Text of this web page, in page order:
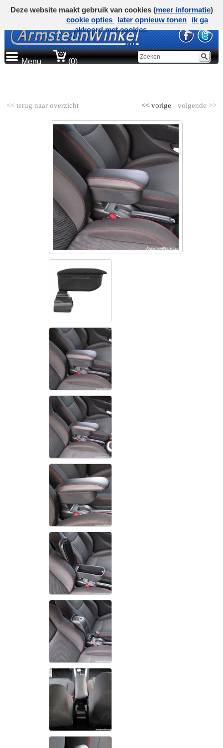
Menu (0)
<< terug naar overzicht volgende >>
<< vorige
Deze website maakt gebruik van cookies (meer informatie)
cookie opties
later opnieuw tonen
ik ga
akkoord met cookies